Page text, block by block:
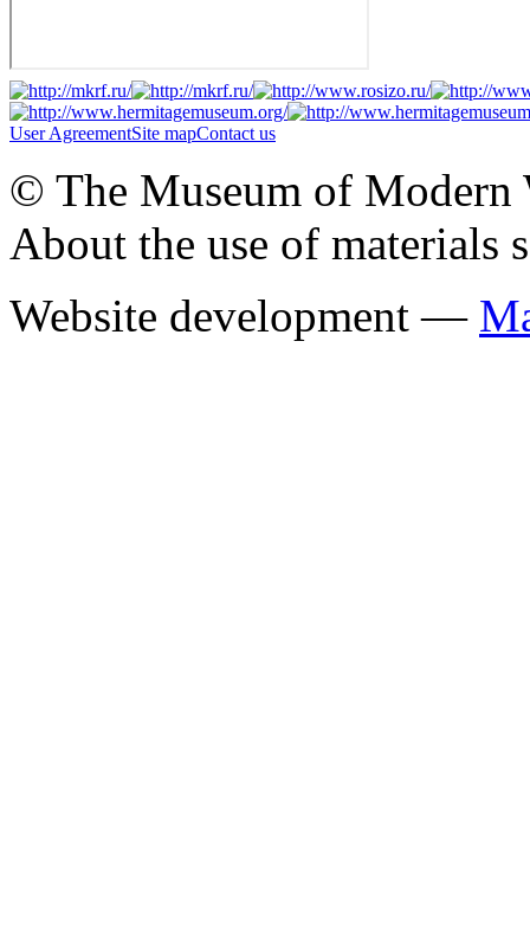
User AgreementSite mapContact us
© The Museum of Modern
About the use of materials
Website development —